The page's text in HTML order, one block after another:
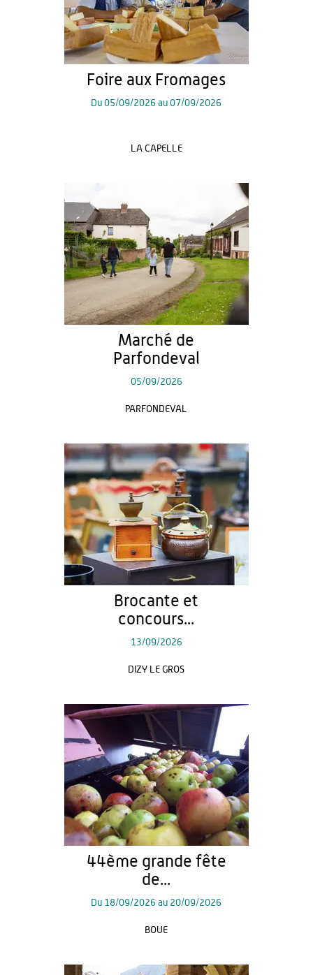
Foire aux Fromages
Du05/09/2026 au07/09/2026
LA CAPELLE
Marché de
Parfondeval
05/09/2026
PARFONDEVAL
Brocante et
concours...
13/09/2026
DIZY LE GROS
44ème grande fête
de...
Du 18/09/2026 au 20/09/2026
BOUE